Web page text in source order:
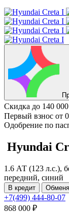
Скидка до 140
Первый взнос от
Одобрение по
Hyundai
1.6 АТ (123 л.с.),
передний, синий
В кредит
+7(499) 444-80-07
868 000 ₽